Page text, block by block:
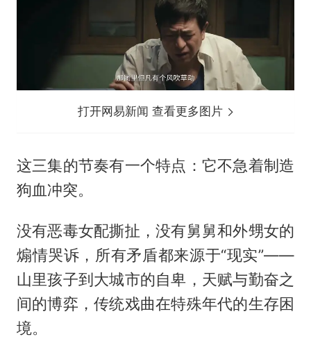
打开网易新闻 查看更多图片
这三集的节奏有一个特点：它不急着制造
狗血冲突。
没有恶毒女配撕扯，没有舅舅和外甥女的
煽情哭诉，所有矛盾都来源于“现实”——
山里孩子到大城市的自卑，天赋与勤奋之
间的博弈，传统戏曲在特殊年代的生存困
境。